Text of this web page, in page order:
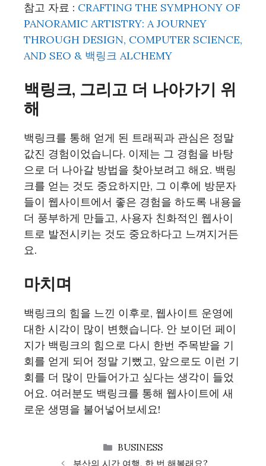
참고 자료 : CRAFTING THE SYMPHONY OF
PANORAMIC ARTISTRY: A JOURNEY
THROUGH DESIGN, COMPUTER SCIENCE,
AND SEO & 백링크 ALCHEMY
백링크, 그리고 더 나아가기 위
해
백링크를 통해 얻게 된 트래픽과 관심은 정말
값진 경험이었습니다. 이제는 그 경험을 바탕
으로 더 나아갈 방법을 찾아보려고 해요. 백링
크를 얻는 것도 중요하지만, 그 이후에 방문자
들이 웹사이트에서 좋은 경험을 하도록 내용을
더 풍부하게 만들고, 사용자 친화적인 웹사이
트로 발전시키는 것도 중요하다고 느껴지거든
요.
마치며
백링크의 힘을 느낀 이후로, 웹사이트 운영에
대한 시각이 많이 변했습니다. 안 보이던 페이
지가 백링크의 힘으로 다시 한번 주목받을 기
회를 얻게 되어 정말 기뻤고, 앞으로도 이런 기
회를 더 많이 만들어가고 싶다는 생각이 들었
어요. 여러분도 백링크를 통해 웹사이트에 새
로운 생명을 불어넣어보세요!
CATEGORIES
BUSINESS
부산의 시간 여행, 한 번 해볼래요?